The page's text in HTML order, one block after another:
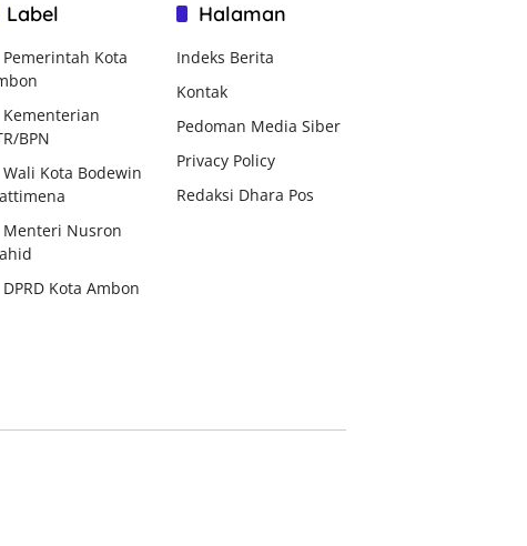
Label
Pemerintah Kota
Kementerian
BPN
Wali Kota Bodewin
Menteri Nusron
DPRD Kota Ambon
Halaman
Indeks Berita
Kontak
Pedoman Media Siber
Privacy Policy
Redaksi Dhara Pos